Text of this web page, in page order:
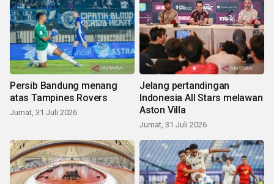
Persib Bandung menang
atas Tampines Rovers
Jumat, 31 Juli 2026
Jelang pertandingan
Indonesia All Stars melawan
Aston Villa
Jumat, 31 Juli 2026